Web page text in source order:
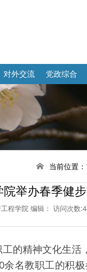
对外交流 党政综合
当前位置：
举办春季健
程学院 编辑： 访问次数:
的精神文化生活
名教职工的积